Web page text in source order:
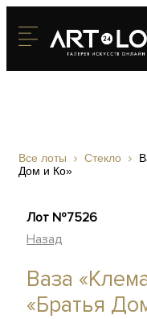
Все лоты Стекло
Дом и Ко»
Лот №7526
Назад
Ваза
«Братья